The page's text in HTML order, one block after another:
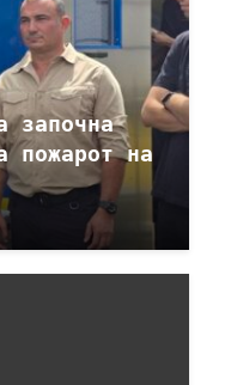
започнa
пожарот на